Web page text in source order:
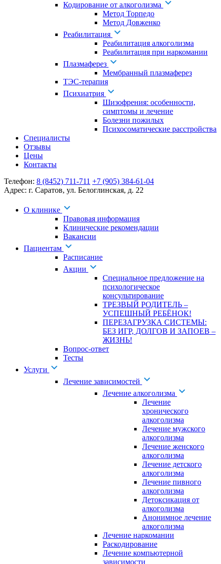
Кодирование от алкоголизма
Метод Торпедо
Метод Довженко
Реабилитация
Реабилитация алкоголизма
Реабилитация при наркомании
Плазмаферез
Мембранный плазмаферез
ТЭС-терапия
Психиатрия
Шизофрения: особенности,
симптомы и лечение
Болезни пожилых
Психосоматические расстройства
Специалисты
Отзывы
Цены
Контакты
Телефон: 8 (8452) 711-711 +7 (905) 384-61-04
Адрес: г. Саратов, ул. Белоглинская, д. 22
О клинике
Правовая информация
Клинические рекомендации
Вакансии
Пациентам
Расписание
Акции
Специальное предложение на
психологическое
консультирование
ТРЕЗВЫЙ РОДИТЕЛЬ –
УСПЕШНЫЙ РЕБЁНОК!
ПЕРЕЗАГРУЗКА СИСТЕМЫ:
БЕЗ ИГР, ДОЛГОВ И ЗАПОЕВ –
ЖИЗНЬ!
Вопрос-ответ
Тесты
Услуги
Лечение зависимостей
Лечение алкоголизма
Лечение
хронического
алкоголизма
Лечение мужского
алкоголизма
Лечение женского
алкоголизма
Лечение детского
алкоголизма
Лечение пивного
алкоголизма
Детоксикация от
алкоголизма
Анонимное лечение
алкоголизма
Лечение наркомании
Раскодирование
Лечение компьютерной
зависимости